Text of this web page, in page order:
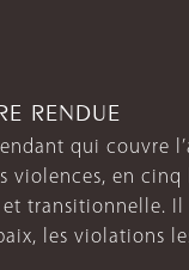
RENDUE
qui couvre
violences, en
transitionnelle. Il
les violations